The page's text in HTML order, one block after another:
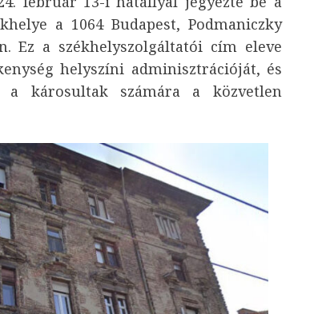
a 1064 Budapest, Podmaniczky
Ez a székhelyszolgáltatói cím eleve
helyszíni adminisztrációját, és
károsultak számára a közvetlen